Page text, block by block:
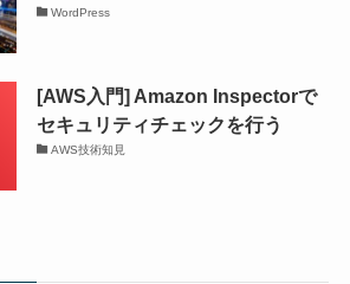
WordPress
[AWS入門] Amazon Inspectorで
セキュリティチェックを行う
AWS技術知見